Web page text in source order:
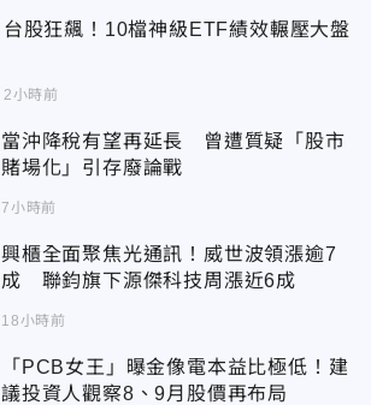
台股狂飆！10檔神級ETF績效輾壓大盤
2小時前
當沖降稅有望再延長 曾遭質疑「股市
賭場化」引存廢論戰
7小時前
興櫃全面聚焦光通訊！威世波領漲逾7
成 聯鈞旗下源傑科技周漲近6成
18小時前
「PCB女王」曝金像電本益比極低！建
議投資人觀察8、9月股價再布局